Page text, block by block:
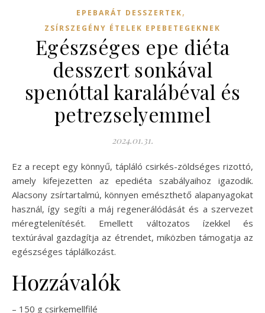
EPEBARÁT DESSZERTEK,
ZSÍRSZEGÉNY ÉTELEK EPEBETEGEKNEK
Egészséges epe diéta
desszert sonkával
spenóttal karalábéval és
petrezselyemmel
2024.01.31.
Ez a recept egy könnyű, tápláló csirkés-zöldséges rizottó,
amely kifejezetten az epediéta szabályaihoz igazodik.
Alacsony zsírtartalmú, könnyen emészthető alapanyagokat
használ, így segíti a máj regenerálódását és a szervezet
méregtelenítését. Emellett változatos ízekkel és
textúrával gazdagítja az étrendet, miközben támogatja az
egészséges táplálkozást.
Hozzávalók
– 150 g csirkemellfilé